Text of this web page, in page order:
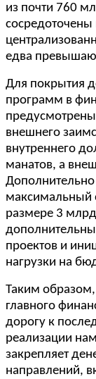
из почти 760
едва
Для покрытия
программ в
внешнего
внутреннего
манатов, а
максимальный
размере 3
проектов и
нагрузки на
Таким
главного
дорогу к
реализации
закрепляет
направлений,